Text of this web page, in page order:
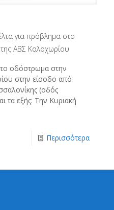
για πρόβλημα στο
ΑΒΣ Καλοχωρίου
οδόστρωμα στην
στην είσοδο από
(οδός
τα εξής: Την Κυριακή
Περισσότερα